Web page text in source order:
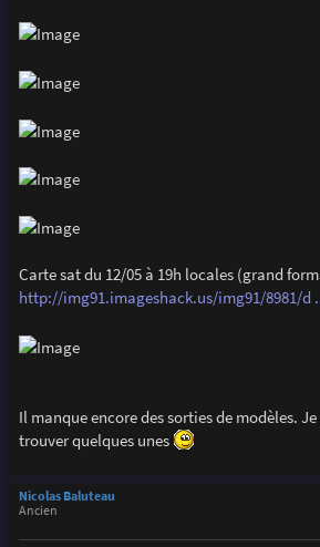
Carte sat du 12/05 à 19h locales (grand
http://img91.imageshack.us/img91/8981/d
Il manque encore des sorties de modèles.
trouver quelques unes
Nicolas Baluteau
Ancien